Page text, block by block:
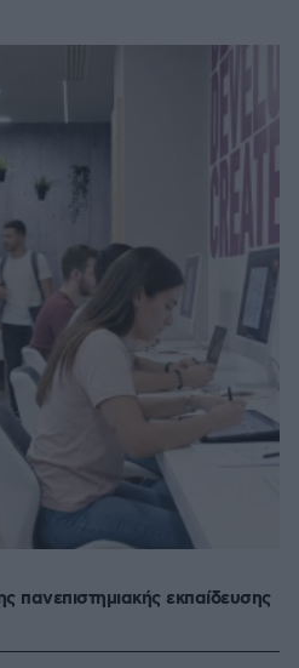
πανεπιστημιακής εκπαίδευσης